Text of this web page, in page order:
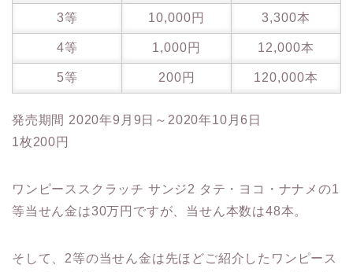
3等 10,000円 3,300本
4等 1,000円 12,000本
5等 200円 120,000本
発売期間 2020年9月9日～2020年10月6日
1枚200円
ワンピーススクラッチ サンジ2 タテ・ヨコ・ナナメの1
等当せん金は30万円ですが、当せん本数は48本。
そして、2等の当せん金は先ほどご紹介したワンピース